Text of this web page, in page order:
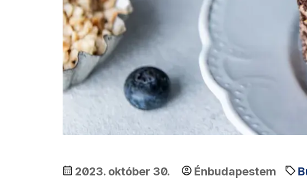
2023. október 30. Énbudapestem